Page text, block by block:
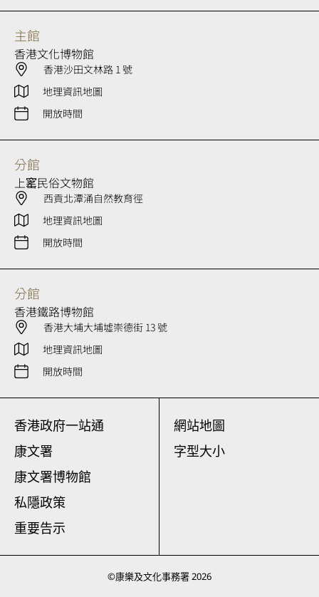
主館
香港文化博物館
香港沙田文林路 1 號
地理資訊地圖
開放時間
分館
上窰民俗文物館
西貢北潭涌自然教育徑
地理資訊地圖
開放時間
分館
香港鐵路博物館
香港大埔大埔墟崇德街 13 號
地理資訊地圖
開放時間
香港政府一站通
康文署
康文署博物館
私隱政策
重要告示
網站地圖
字型大小
©康樂及文化事務署2026